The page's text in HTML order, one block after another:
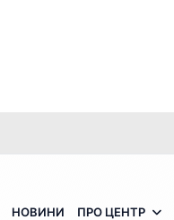
НОВИНИ ПРО ЦЕНТР